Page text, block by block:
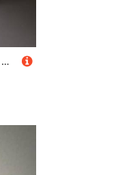
Revisionsklappe Trockenbau Wandzugangstür zur Lüftungs- und Kanalinspektion, Zugangstür zum Lüftungsgitter für Heizungs-, Lüftungs- und Klimaanlagen, Wartungszugang(WXH 25x100cm/10x39in)